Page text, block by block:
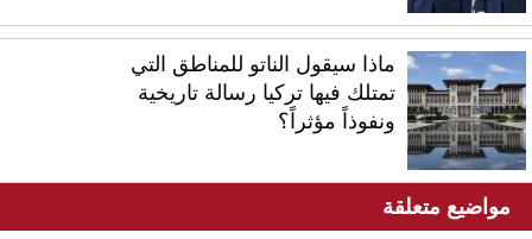
ماذا سيقول الناتو للمناطق التي
تمتلك فيها تركيا رسالة تاريخية
ونفوذاً مؤثراً؟
مواضيع متعلقة